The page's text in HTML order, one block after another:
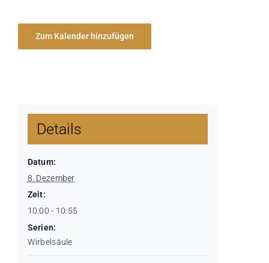
Zum Kalender hinzufügen
Details
Datum:
8. Dezember
Zeit:
10:00 - 10:55
Serien:
Wirbelsäule